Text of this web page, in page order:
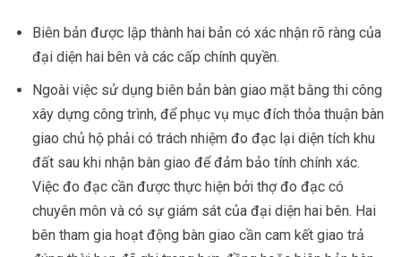
Biên bản được lập thành hai bản có xác nhận rõ ràng của
đại diện hai bên và các cấp chính quyền.
Ngoài việc sử dụng biên bản bàn giao mặt bằng thi công
xây dựng công trình, để phục vụ mục đích thỏa thuận bàn
giao chủ hộ phải có trách nhiệm đo đạc lại diện tích khu
đất sau khi nhận bàn giao để đảm bảo tính chính xác.
Việc đo đạc cần được thực hiện bởi thợ đo đạc có
chuyên môn và có sự giám sát của đại diện hai bên. Hai
bên tham gia hoạt động bàn giao cần cam kết giao trả